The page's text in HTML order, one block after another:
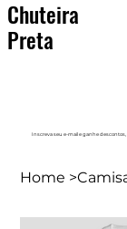
Chuteira
Preta
Inscreva seu e-mail e ganhe
Home >